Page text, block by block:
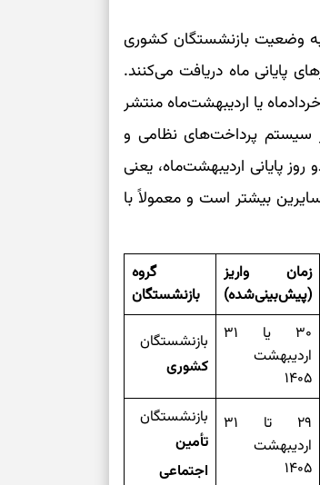
وضعیت بازنشستگان کشوری
پایانی ماه دریافت می‌کنند.
یا اردیبهشت‌ماه منتشر
سیستم پرداخت‌های نظامی و
پایانی اردیبهشت‌ماه، یعنی
نسبت به سایرین بیشتر است و معمولاً با
گروه
بازنشستگان
زمان واریز
(پیش‌بینی‌شده)
بازنشستگان
کشوری
۳۰ یا ۳۱
اردیبهشت
۱۴۰۵
بازنشستگان
تأمین
اجتماعی
۲۹ تا ۳۱
اردیبهشت
۱۴۰۵